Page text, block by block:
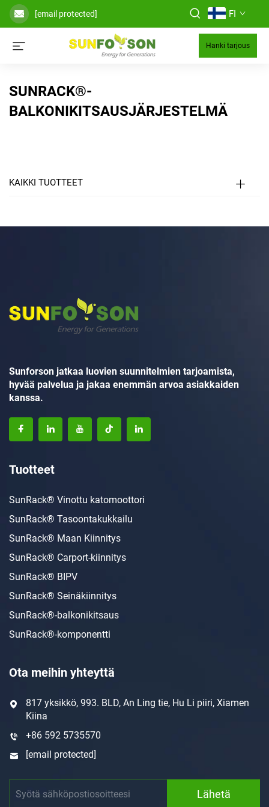
[email protected] FI
Hanki tarjous
SUNRACK®-
BALKONIKITSAUSJÄRJESTELMÄ
KAIKKI TUOTTEET
Sunforson jatkaa luovien suunnitelmien tarjoamista,
hyvää palvelua ja jakaa enemmän arvoa asiakkaiden
kanssa.
Tuotteet
SunRack® Vinottu katomoottori
SunRack® Tasoontakukkailu
SunRack® Maan Kiinnitys
SunRack® Carport-kiinnitys
SunRack® BIPV
SunRack® Seinäkiinnitys
SunRack®-balkonikitsaus
SunRack®-komponentti
Ota meihin yhteyttä
817 yksikkö, 993. BLD, An Ling tie, Hu Li piiri, Xiamen
Kiina
+86 592 5735570
[email protected]
Lähetä